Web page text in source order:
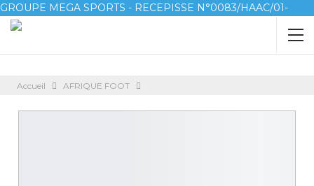
GROUPE MEGA SPORTS - RECEPISSE N°0083/HAAC/01-
2023/pl/P
Accueil AFRIQUE FOOT